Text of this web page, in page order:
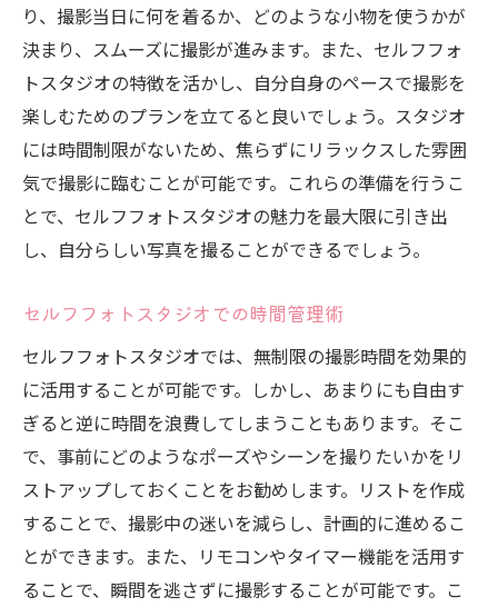
り、撮影当日に何を着るか、どのような小物を使うかが
決まり、スムーズに撮影が進みます。また、セルフフォ
トスタジオの特徴を活かし、自分自身のペースで撮影を
楽しむためのプランを立てると良いでしょう。スタジオ
には時間制限がないため、焦らずにリラックスした雰囲
気で撮影に臨むことが可能です。これらの準備を行うこ
とで、セルフフォトスタジオの魅力を最大限に引き出
し、自分らしい写真を撮ることができるでしょう。
セルフフォトスタジオでの時間管理術
セルフフォトスタジオでは、無制限の撮影時間を効果的
に活用することが可能です。しかし、あまりにも自由す
ぎると逆に時間を浪費してしまうこともあります。そこ
で、事前にどのようなポーズやシーンを撮りたいかをリ
ストアップしておくことをお勧めします。リストを作成
することで、撮影中の迷いを減らし、計画的に進めるこ
とができます。また、リモコンやタイマー機能を活用す
ることで、瞬間を逃さずに撮影することが可能です。こ